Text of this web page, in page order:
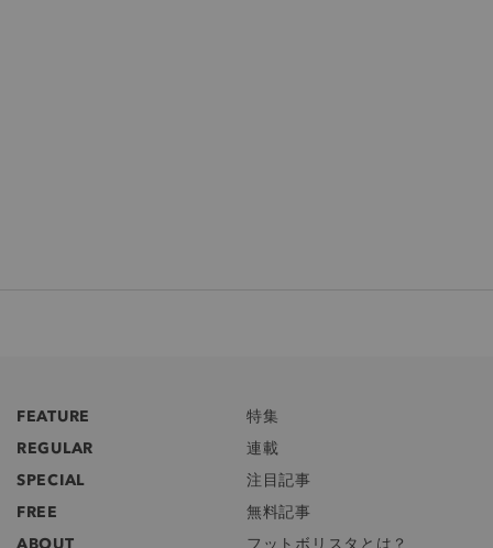
FEATURE
特集
REGULAR
連載
SPECIAL
注目記事
FREE
無料記事
ABOUT
フットボリスタとは？